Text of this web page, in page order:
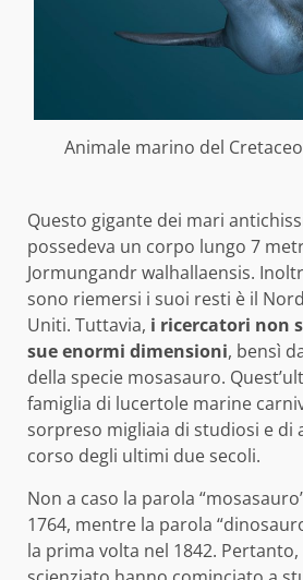
Animale marino del
Questo gigante dei mari
possedeva un corpo lungo 7
Jormungandr walhallaensis.
sono riemersi i suoi resti è il
Uniti. Tuttavia, i ricercatori non
sue enormi dimensioni, bensì
della specie mosasauro.
famiglia di lucertole marine
sorpreso migliaia di studiosi e di
corso degli ultimi due secoli.
Non a caso la parola
1764, mentre la parola
la prima volta nel 1842.